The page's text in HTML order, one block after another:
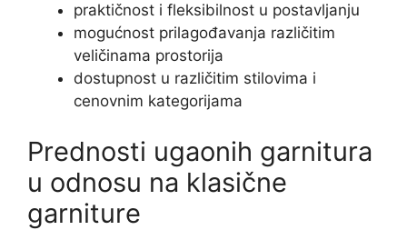
praktičnost i fleksibilnost u postavljanju
mogućnost prilagođavanja različitim
veličinama prostorija
dostupnost u različitim stilovima i
cenovnim kategorijama
Prednosti ugaonih garnitura
u odnosu na klasične
garniture